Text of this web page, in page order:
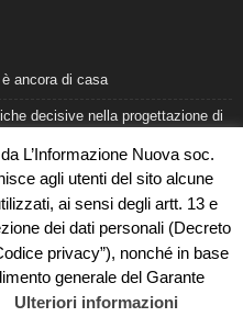
ancora di casa
decisive nella progettazione di
2026 sulla qualità del mare
ardente per l’ultimo saluto
i segnali veri
L’Informazione Nuova soc.
agli utenti del sito alcune
ai sensi degli artt. 13 e
dei dati personali (Decreto
privacy”), nonché in base
generale del Garante
Ulteriori informazioni